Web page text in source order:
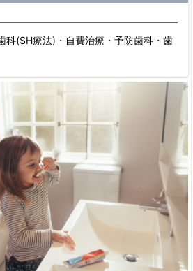
科(SH療法)・自費治療・予防歯科・歯